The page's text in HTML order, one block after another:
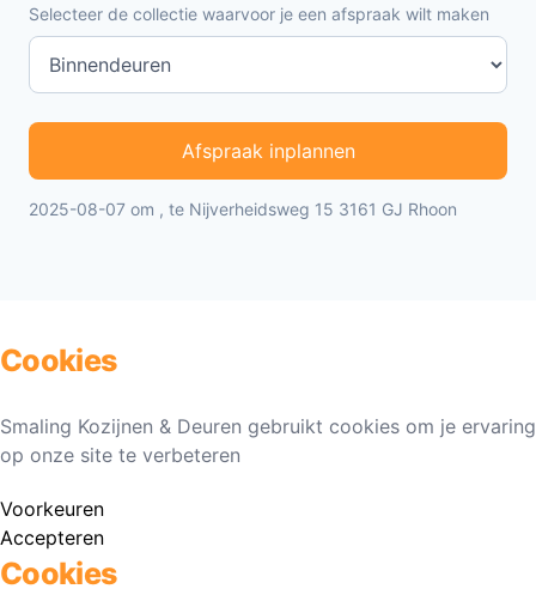
Selecteer de collectie waarvoor je een afspraak wilt maken
Afspraak inplannen
2025-08-07 om , te Nijverheidsweg 15 3161 GJ Rhoon
Cookies
Smaling Kozijnen & Deuren gebruikt cookies om je ervaring
op onze site te verbeteren
Voorkeuren
Accepteren
Cookies